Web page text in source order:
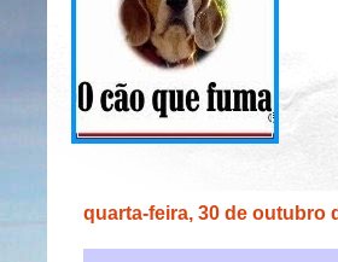
quarta-feira, 30 de outubro